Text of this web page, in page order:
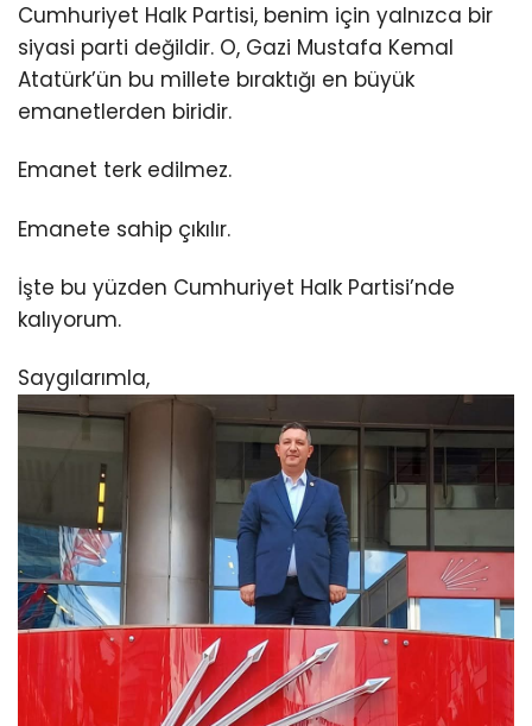
Cumhuriyet Halk Partisi, benim için yalnızca bir
siyasi parti değildir. O, Gazi Mustafa Kemal
Atatürk’ün bu millete bıraktığı en büyük
emanetlerden biridir.
Emanet terk edilmez.
Emanete sahip çıkılır.
İşte bu yüzden Cumhuriyet Halk Partisi’nde
kalıyorum.
Saygılarımla,